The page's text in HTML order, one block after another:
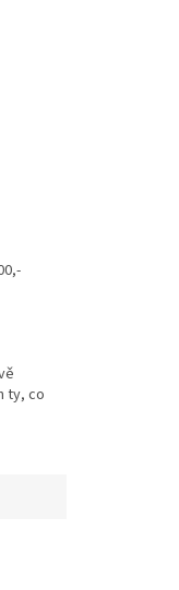
ty, co